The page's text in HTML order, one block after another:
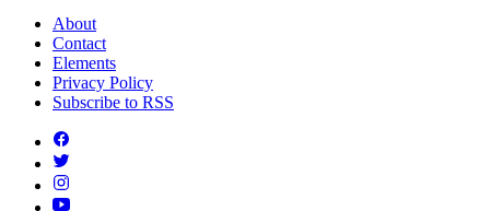
About
Contact
Elements
Privacy Policy
Subscribe to RSS